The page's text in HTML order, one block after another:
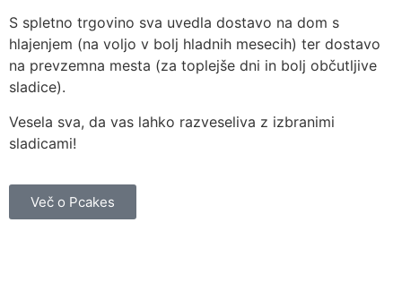
S spletno trgovino sva uvedla dostavo na dom s
hlajenjem (na voljo v bolj hladnih mesecih) ter dostavo
na prevzemna mesta (za toplejše dni in bolj občutljive
sladice).
Vesela sva, da vas lahko razveseliva z izbranimi
sladicami!
Več o Pcakes